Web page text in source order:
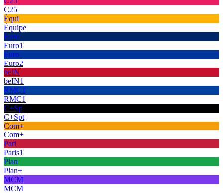
C25
Équi
Équipe
Euro
Euro1
Euro
Euro2
beIN
beIN1
RMC1
RMC1
C+Sp
C+Spt
Com+
Com+
Pari
Paris1
Plan
Plan+
MCM
MCM